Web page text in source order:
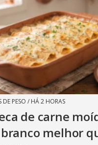
DE PESO / HÁ 2 HORAS
de carne
melhor